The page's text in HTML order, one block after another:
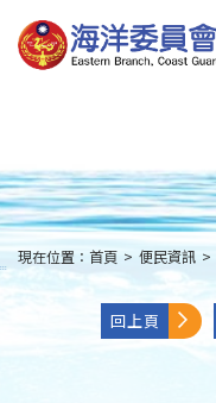
到
主
要
main
content
:::
現在位置： 首頁 > 便民資訊 >
回上頁